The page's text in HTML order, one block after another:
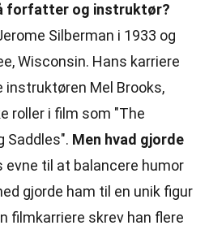
forfatter og instruktør?
Silberman i 1933 og
Wisconsin. Hans karriere
instruktøren Mel Brooks,
roller i film som "The
Saddles". Men hvad gjorde
evne til at balancere humor
gjorde ham til en unik figur
filmkarriere skrev han flere